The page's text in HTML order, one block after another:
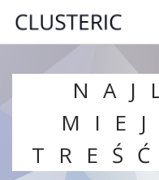
DANE PREMIUM
PARAMETRY
TESTUJ&KUP
NOWOŚCI